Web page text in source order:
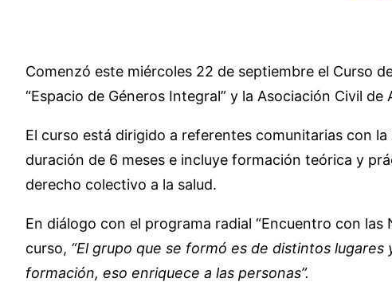
Comenzó este miércoles 22 de septiembre el Curso
“Espacio de Géneros Integral” y la Asociación Civil
El curso está dirigido a referentes comunitarias con
duración de 6 meses e incluye formación teórica y
derecho colectivo a la salud.
En diálogo con el programa radial “Encuentro con
curso, “El grupo que se formó es de distintos
formación, eso enriquece a las personas”.